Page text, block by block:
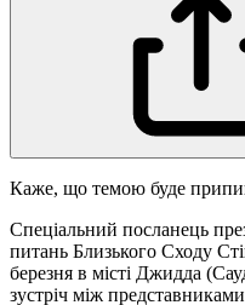
Каже, що темою буде
Спеціальний посланець
питань Близького Сходу
березня в місті Джидда
зустріч між